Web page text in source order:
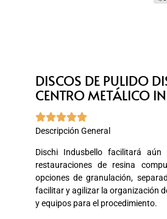
DISCOS DE PULIDO
CENTRO METÁLICO

Descripción General
Dischi Indusbello facilitará
restauraciones de resina
opciones de granulación,
facilitar y agilizar la organización
y equipos para el procedimiento.